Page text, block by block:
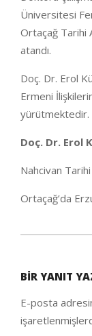
Üniversitesi
Ortaçağ Tarihi
atandı.
Doç. Dr. Erol
Ermeni
yürütmektedir.
Doç. Dr. Erol
Nahcivan Tarihi
Ortaçağ’da
04
BIR YANIT
E-posta